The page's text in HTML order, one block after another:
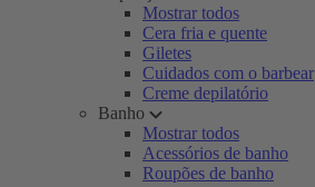
Mostrar todos
Cera fria e quente
Giletes
Cuidados com o barbear
Creme depilatório
Banho
Mostrar todos
Acessórios de banho
Roupões de banho